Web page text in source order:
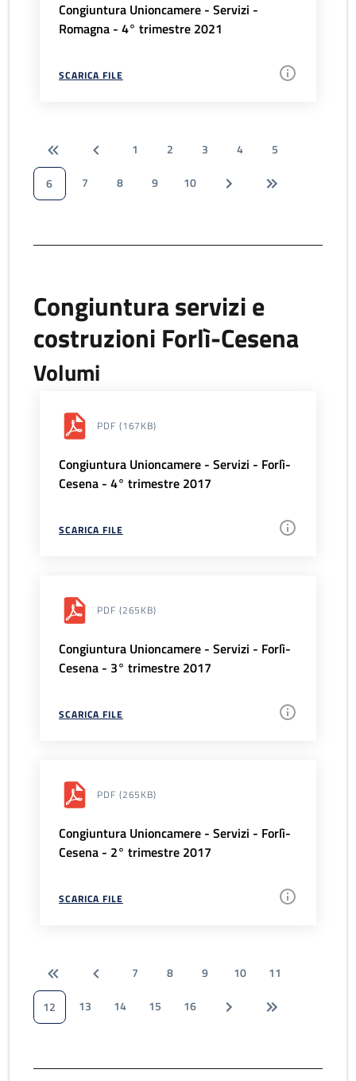
Congiuntura Unioncamere - Servizi -
Romagna - 4° trimestre 2021
SCARICA FILE
1 2 3 4
5
6
7 8 9 10
Congiuntura servizi e
costruzioni Forlì-Cesena
Volumi
PDF (167KB)
Congiuntura Unioncamere - Servizi - Forlì-
Cesena - 4° trimestre 2017
SCARICA FILE
PDF (265KB)
Congiuntura Unioncamere - Servizi - Forlì-
Cesena - 3° trimestre 2017
SCARICA FILE
PDF (265KB)
Congiuntura Unioncamere - Servizi - Forlì-
Cesena - 2° trimestre 2017
SCARICA FILE
7 8 9 10
11
12
13 14 15 16